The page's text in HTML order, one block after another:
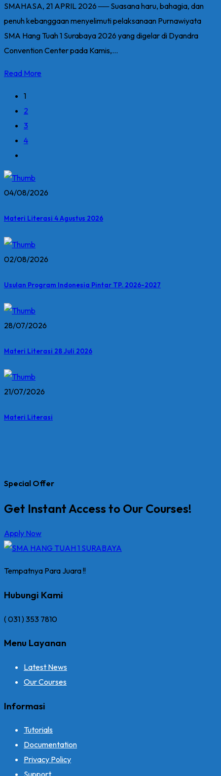
SMAHASA, 21 APRIL 2026 ── Suasana haru, bahagia, dan
penuh kebanggaan menyelimuti pelaksanaan Purnawiyata
SMA Hang Tuah 1 Surabaya 2026 yang digelar di Dyandra
Convention Center pada Kamis,...
Read More
1
2
3
4
04/08/2026
Materi Literasi 4 Agustus 2026
02/08/2026
Usulan Program Indonesia Pintar TP. 2026-2027
28/07/2026
Materi Literasi 28 Juli 2026
21/07/2026
Materi Literasi
Special Offer
Get Instant Access to Our Courses!
Apply Now
Tempatnya Para Juara !!
Hubungi Kami
( 031 ) 353 7810
Menu Layanan
Latest News
Our Courses
Informasi
Tutorials
Documentation
Privacy Policy